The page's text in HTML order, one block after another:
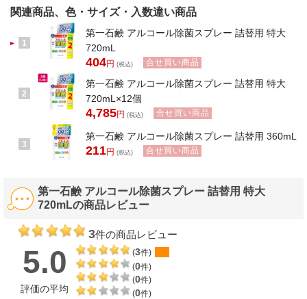
関連商品、色・サイズ・入数違い商品
1
第一石鹸 アルコール除菌スプレー 詰替用 特大
720mL
404円 (税込) 合せ買い商品
2
第一石鹸 アルコール除菌スプレー 詰替用 特大
720mL×12個
4,785円 (税込) 合せ買い商品
3
第一石鹸 アルコール除菌スプレー 詰替用 360mL
211円 (税込) 合せ買い商品
第一石鹸 アルコール除菌スプレー 詰替用 特大
720mLの商品レビュー
3件の商品レビュー
5.0
評価の平均
(3件)
(0件)
(0件)
(0件)